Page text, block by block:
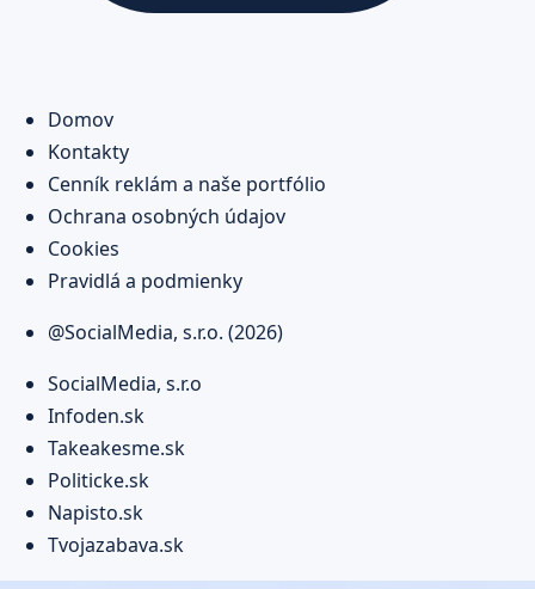
Domov
Kontakty
Cenník reklám a naše portfólio
Ochrana osobných údajov
Cookies
Pravidlá a podmienky
@SocialMedia, s.r.o. (2026)
SocialMedia, s.r.o
Infoden.sk
Takeakesme.sk
Politicke.sk
Napisto.sk
Tvojazabava.sk